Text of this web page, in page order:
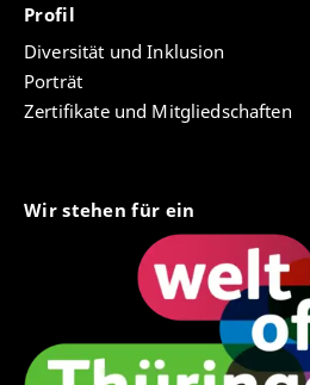
Profil
Diversität und Inklusion
Porträt
Zertifikate und Mitgliedschaften
Wir stehen für ein